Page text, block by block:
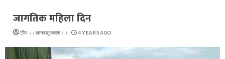
जागतिक महिला दिन
टीम ।।ज्ञानबातुकाराम।। 4 YEARS AGO